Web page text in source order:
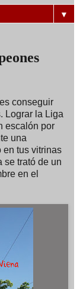
▼
conseguir
Lograr la Liga
escalón por
una
en tus vitrinas
se trató de un
en el